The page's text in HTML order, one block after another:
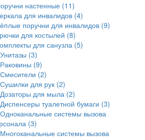
настенные (11)
для инвалидов (4)
поручни для инвалидов (9)
для костылей (8)
для санузла (5)
(3)
(9)
(2)
для рук (2)
для мыла (2)
туалетной бумаги (3)
системы вызова
(3)
системы вызова